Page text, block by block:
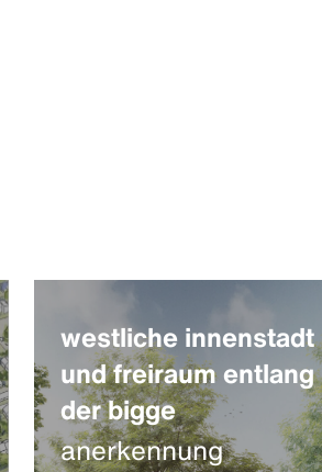
westliche innenstadt
und freiraum entlang
der bigge
anerkennung